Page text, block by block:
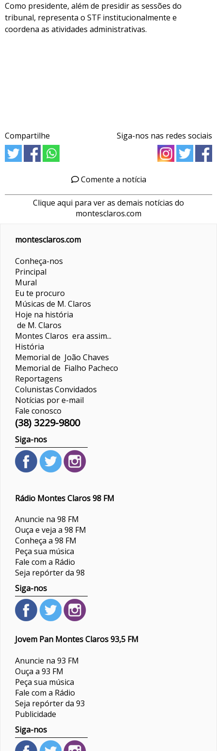
Como presidente, além de presidir as sessões do
tribunal, representa o STF institucionalmente e
coordena as atividades administrativas.
Compartilhe Siga-nos nas redes sociais
Comente a notícia
Clique aqui para ver as demais notícias do
montesclaros.com
montesclaros.com
Conheça-nos
Principal
Mural
Eu te procuro
Músicas de M. Claros
Hoje na história
de M. Claros
Montes Claros era assim...
História
Memorial de João Chaves
Memorial de Fialho Pacheco
Reportagens
ColunistasConvidados
Notícias por e-mail
Fale conosco
(38) 3229-9800
Siga-nos
Rádio Montes Claros 98 FM
Anuncie na 98 FM
Ouça e veja a 98 FM
Conheça a 98 FM
Peça sua música
Fale com a Rádio
Seja repórter da 98
Siga-nos
Jovem Pan Montes Claros 93,5 FM
Anuncie na 93 FM
Ouça a 93 FM
Peça sua música
Fale com a Rádio
Seja repórter da 93
Publicidade
Siga-nos